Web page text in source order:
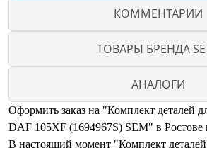
КОММЕНТАРИИ
ТОВАРЫ БРЕНДА
АНАЛОГИ
Оформить заказ на "Комплект деталей
DAF 105XF (1694967S) SEM" в Ростове
В настоящий момент "Комплект деталей